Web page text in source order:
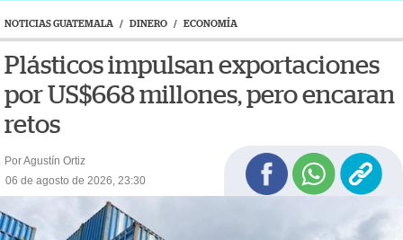
NOTICIAS GUATEMALA / DINERO / ECONOMÍA
Plásticos impulsan exportaciones
por US$668 millones, pero encaran
retos
Por Agustín Ortiz
06 de agosto de 2026, 23:30